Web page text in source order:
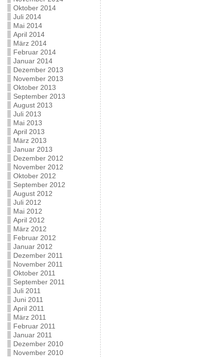
Oktober 2014
Juli 2014
Mai 2014
April 2014
März 2014
Februar 2014
Januar 2014
Dezember 2013
November 2013
Oktober 2013
September 2013
August 2013
Juli 2013
Mai 2013
April 2013
März 2013
Januar 2013
Dezember 2012
November 2012
Oktober 2012
September 2012
August 2012
Juli 2012
Mai 2012
April 2012
März 2012
Februar 2012
Januar 2012
Dezember 2011
November 2011
Oktober 2011
September 2011
Juli 2011
Juni 2011
April 2011
März 2011
Februar 2011
Januar 2011
Dezember 2010
November 2010